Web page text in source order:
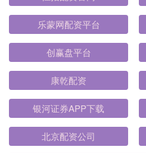
乐蒙网配资平台
创赢盘平台
康乾配资
银河证券APP下载
北京配资公司